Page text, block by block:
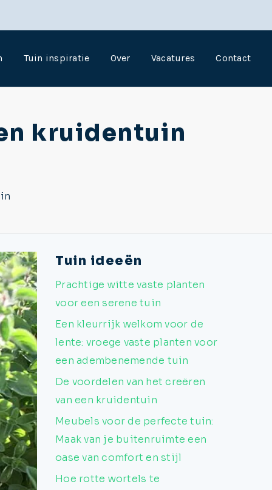
Tuin inspiratie Over Vacatures Contact
kruidentuin
Tuin ideeën
Prachtige witte vaste planten
voor een serene tuin
Een kleurrijk welkom voor de
lente: vroege vaste planten voor
een adembenemende tuin
De voordelen van het creëren
van een kruidentuin
Meubels voor de perfecte tuin:
Maak van je buitenruimte een
oase van comfort en stijl
Hoe rotte wortels te